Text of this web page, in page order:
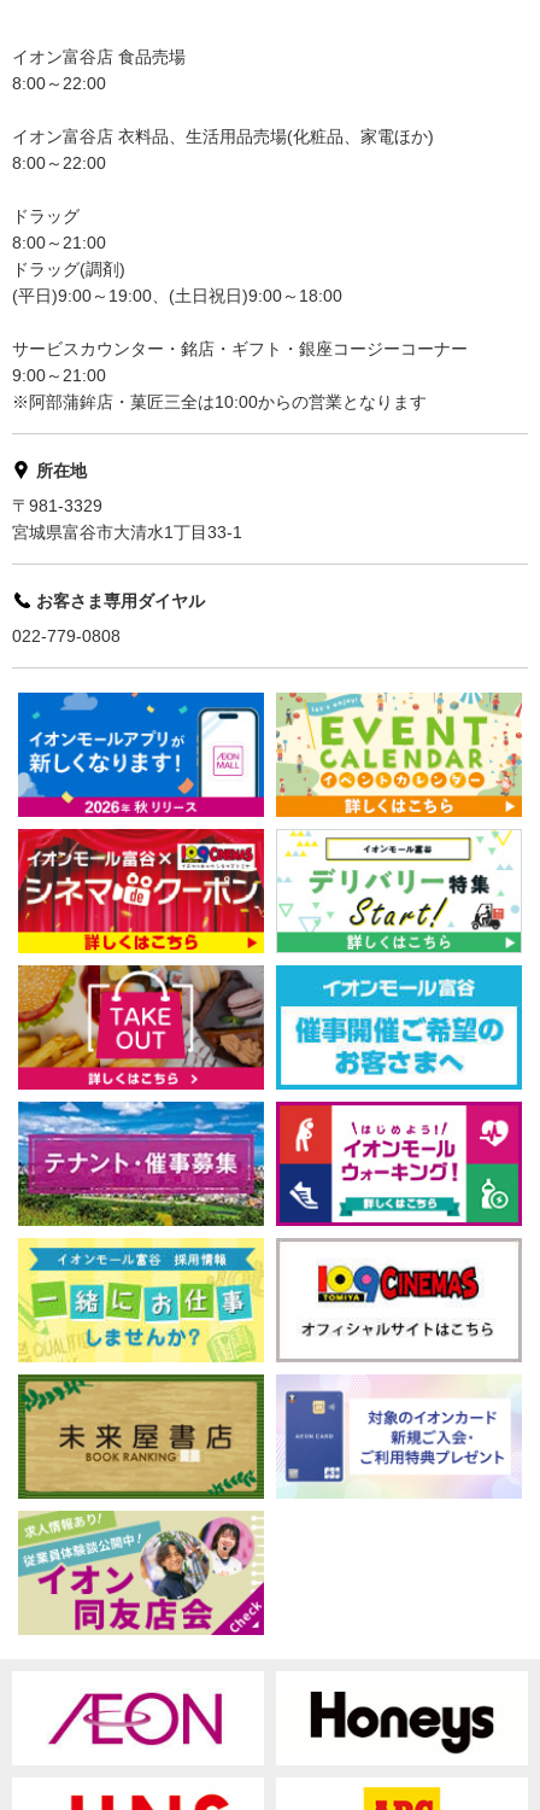
イオン富谷店 食品売場
8:00～22:00
イオン富谷店 衣料品、生活用品売場(化粧品、家電ほか)
8:00～22:00
ドラッグ
8:00～21:00
ドラッグ(調剤)
(平日)9:00～19:00、(土日祝日)9:00～18:00
サービスカウンター・銘店・ギフト・銀座コージーコーナー
9:00～21:00
※阿部蒲鉾店・菓匠三全は10:00からの営業となります
所在地
〒981-3329
宮城県富谷市大清水1丁目33-1
お客さま専用ダイヤル
022-779-0808